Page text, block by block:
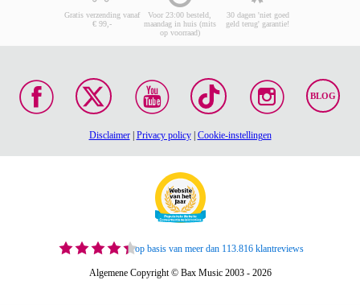
Gratis verzending vanaf
€ 99,-
Voor 23:00 besteld,
maandag in huis (mits
op voorraad)
30 dagen 'niet goed
geld terug' garantie!
BLOG
Disclaimer| Privacy policy| Cookie-instellingen
op basis van meer dan 113.816 klantreviews
Algemene Copyright © Bax Music 2003 - 2026